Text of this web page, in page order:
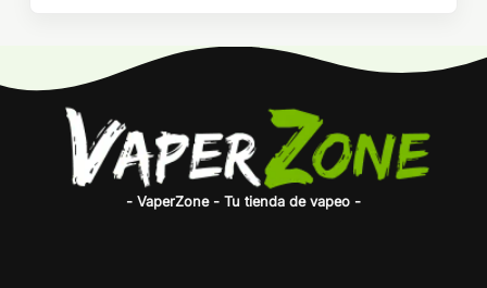
- VaperZone - Tu tienda de vapeo -